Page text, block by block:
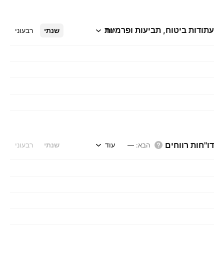
עתודות ביטוח, תביעות ופרמיות שנתי רבעוני עוד
דו"חות רווחים הבא:
— שנתי רבעוני עוד